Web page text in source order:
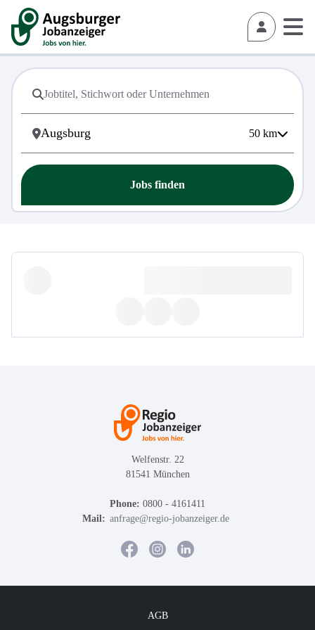
50 km
Jobs finden
Welfenstr. 22
81541 München
Phone: 0800 - 4161411
Mail: anfrage@regio-jobanzeiger.de
AGB